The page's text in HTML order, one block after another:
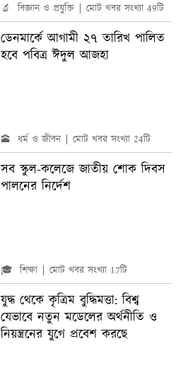
🔬 বিজ্ঞান ও প্রযুক্তি মোট খবর সংখ্যা 49টি
ডেনমার্কে আগামী ২৭ তারিখ পালিত
হবে পবিত্র ঈদুল আজহা
🕋 ধর্ম ও জীবন মোট খবর সংখ্যা 24টি
সব স্কুল-কলেজে জাতীয় শোক দিবস
পালনের নির্দেশ
🎓 শিক্ষা মোট খবর সংখ্যা 17টি
যুদ্ধ থেকে কৃত্রিম বুদ্ধিমত্তা: বিশ্ব
যেভাবে নতুন মডেলের অর্থনীতি ও
নিয়ন্ত্রনের যুগে প্রবেশ করছে